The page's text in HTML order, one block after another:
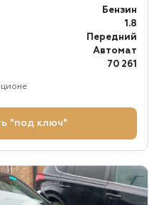
Бензин
1.8
Передний
Автомат
70 261
"под ключ"